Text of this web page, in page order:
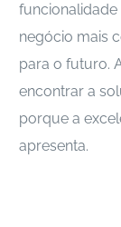
funcionalidade
negócio mais
para o futuro.
encontrar a
porque a
apresenta.